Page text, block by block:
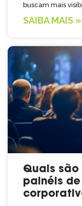
buscam mais
SAIBA MAIS »
Quais
painéis de